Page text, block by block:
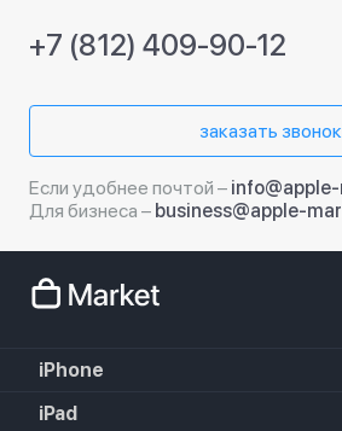
+7 (812) 409-90-12
заказать звонок
Если удобнее почтой –
Для бизнеса – business@apple-
iPhone
iPhone 17e
iPad